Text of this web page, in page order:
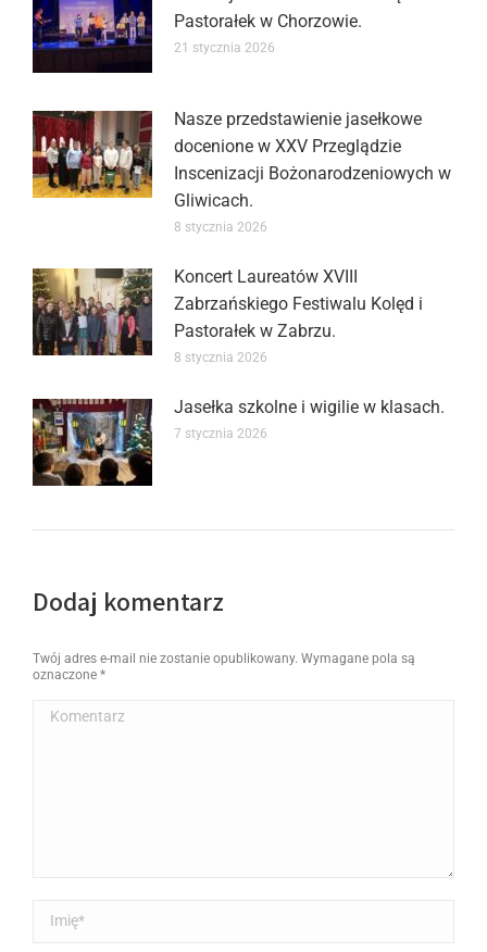
Pastorałek w Chorzowie.
21 stycznia 2026
Nasze przedstawienie jasełkowe
docenione w XXV Przeglądzie
Inscenizacji Bożonarodzeniowych w
Gliwicach.
8 stycznia 2026
Koncert Laureatów XVIII
Zabrzańskiego Festiwalu Kolęd i
Pastorałek w Zabrzu.
8 stycznia 2026
Jasełka szkolne i wigilie w klasach.
7 stycznia 2026
Dodaj komentarz
Twój adres e-mail nie zostanie opublikowany. Wymagane pola są
oznaczone *
Komentarz
Imię *